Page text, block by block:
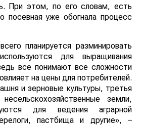
При этом, по его словам, есть
посевная уже обогнала процесс
планируется разминировать
для выращивания
все понимают все сложности
на цены для потребителей.
и зерновые культуры, третья
земли,
для ведения аграрной
пастбища и другие», –